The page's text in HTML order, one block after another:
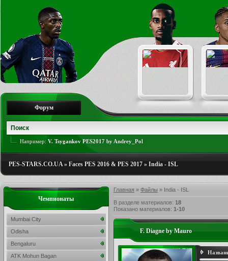
Форум
Например: V. Tsygankov PES2017 by Andrey_Pol
PES-STARS.CO.UA» Faces PES 2016 & PES 2017 » India - ISL
Главная » Файлы » India - ISL
В разделе материалов: 18
Показано материалов: 1-10
F. Diagne by Mauro
Чемпионаты
Mumbai City
Odisha
Bengaluru
ATK Mohun Bagan